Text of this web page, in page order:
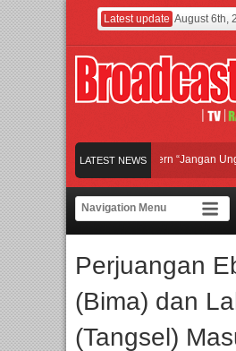
Latest update August 6th,
LATEST NEWS
Afan Hadirkan Hipdut Modern “Jangan Ungkit-
Rayakan Perpaduan Warisan Dan Semangat
Twilite Orchestra Presents The Beatles &
Perjuangan
(Bima) dan
(Tangsel)